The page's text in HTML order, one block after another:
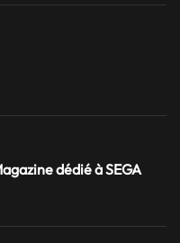
dédié à SEGA